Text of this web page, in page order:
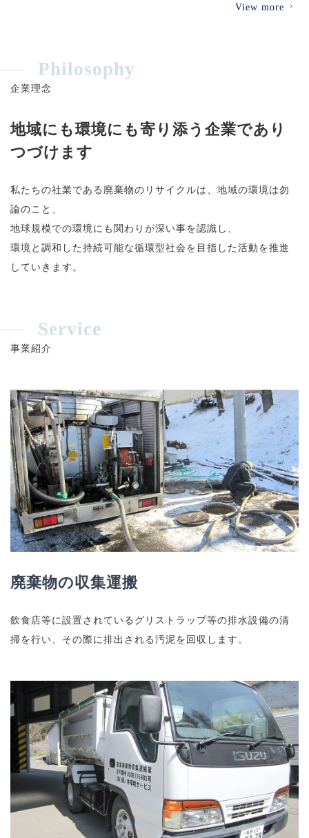
View more
Philosophy
企業理念
地域にも環境にも寄り添う企業であり
つづけます
私たちの社業である廃棄物のリサイクルは、地域の環境は勿
論のこと、
地球規模での環境にも関わりが深い事を認識し、
環境と調和した持続可能な循環型社会を目指した活動を推進
していきます。
Service
事業紹介
廃棄物の収集運搬
飲食店等に設置されているグリストラップ等の排水設備の清
掃を行い、その際に排出される汚泥を回収します。